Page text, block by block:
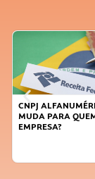
CNPJ
MUDA PARA
EMPRESA?